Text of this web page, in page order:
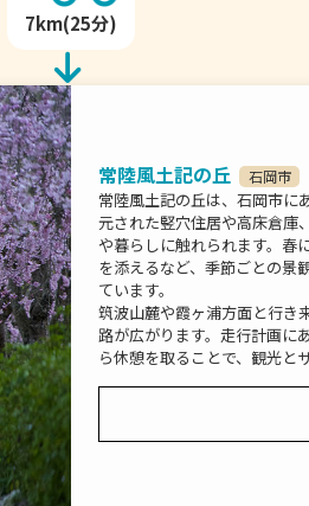
7km(25分)
常陸風土記の丘 石岡市
常陸風土記の丘は、石岡市に
元された竪穴住居や高床倉庫
や暮らしに触れられます。春
を添えるなど、季節ごとの景
ています。
筑波山麓や霞ヶ浦方面と行き
路が広がります。走行計画に
ら休憩を取ることで、観光と